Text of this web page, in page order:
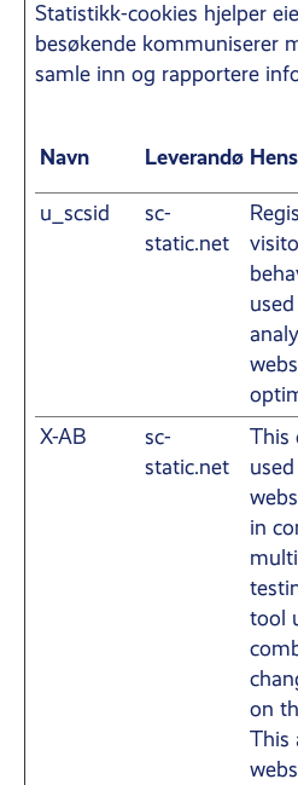
Statistikk-cookies hjelper
besøkende kommuniserer
samle inn og rapportere
Navn Leverandør
u_scsid
sc-
static.net
X-AB
sc-
static.net
This
in
tool
on
This